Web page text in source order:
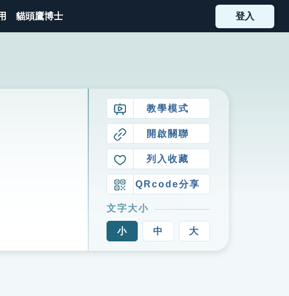
貓頭鷹博士 登入
教學模式
開啟關聯
列入收藏
QRcode分享
文字大小
小 中 大